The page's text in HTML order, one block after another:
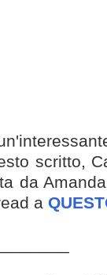
scritto,
da
a